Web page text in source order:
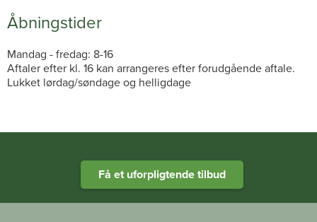
Åbningstider
Mandag - fredag: 8-16
Aftaler efter kl. 16 kan arrangeres efter forudgående aftale.
Lukket lørdag/søndage og helligdage
Få et uforpligtende tilbud